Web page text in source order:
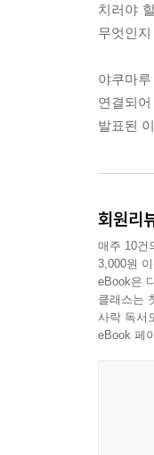
치러야
무엇인
야쿠마
연결되
발표된
회원리
매주 10건
3,000원
eBook은
클래스는
사락 독서
eBook 페